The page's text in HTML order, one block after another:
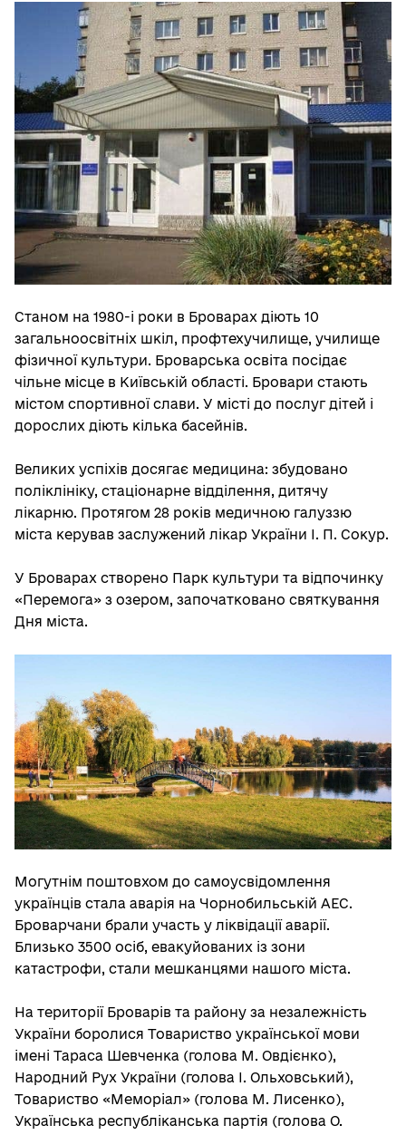
Станом на 1980-і роки в Броварах діють 10
загальноосвітніх шкіл, профтехучилище, училище
фізичної культури. Броварська освіта посідає
чільне місце в Київській області. Бровари стають
містом спортивної слави. У місті до послуг дітей і
дорослих діють кілька басейнів.
Великих успіхів досягає медицина: збудовано
поліклініку, стаціонарне відділення, дитячу
лікарню. Протягом 28 років медичною галуззю
міста керував заслужений лікар України І. П. Сокур.
У Броварах створено Парк культури та відпочинку
«Перемога» з озером, започатковано святкування
Дня міста.
Могутнім поштовхом до самоусвідомлення
українців стала аварія на Чорнобильській АЕС.
Броварчани брали участь у ліквідації аварії.
Близько 3500 осіб, евакуйованих із зони
катастрофи, стали мешканцями нашого міста.
На території Броварів та району за незалежність
України боролися Товариство української мови
імені Тараса Шевченка (голова М. Овдієнко),
Народний Рух України (голова І. Ольховський),
Товариство «Меморіал» (голова М. Лисенко),
Українська республіканська партія (голова О.